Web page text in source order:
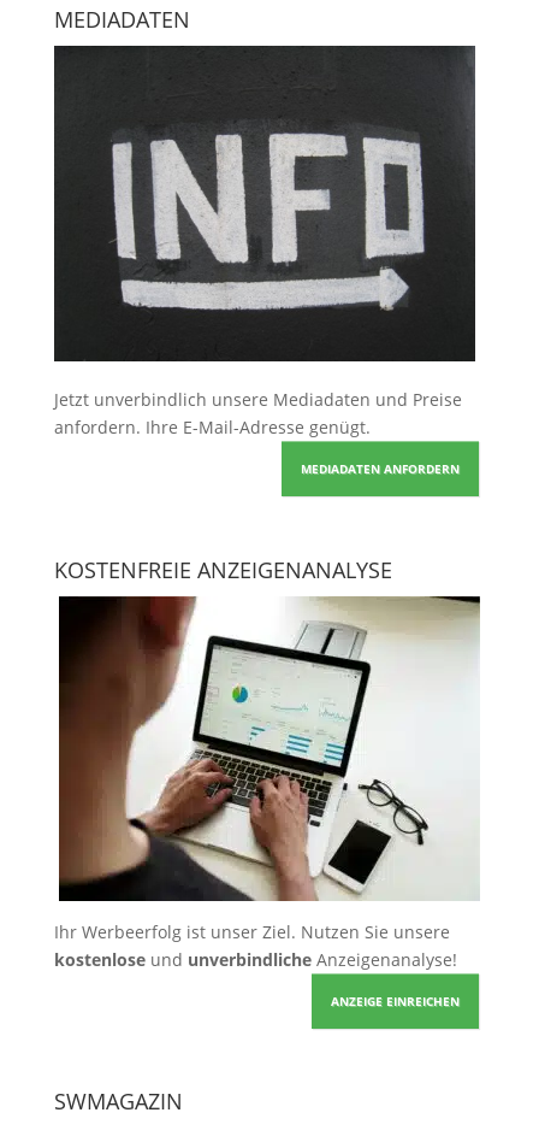
MEDIADATEN
Jetzt unverbindlich unsere Mediadaten und Preise
anfordern. Ihre E-Mail-Adresse genügt.
MEDIADATEN ANFORDERN
KOSTENFREIE ANZEIGENANALYSE
Ihr Werbeerfolg ist unser Ziel. Nutzen Sie unsere
kostenloseund unverbindlicheAnzeigenanalyse!
ANZEIGE EINREICHEN
SWMAGAZIN